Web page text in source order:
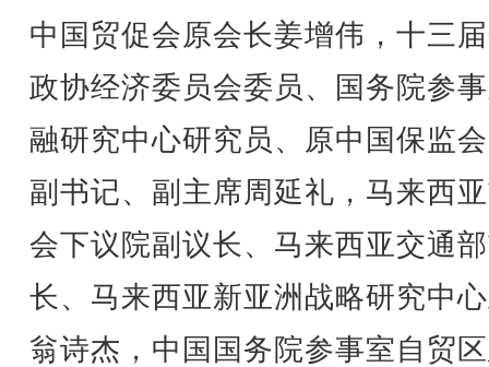
中国贸促会原会长姜增伟，十三
政协经济委员会委员、国务院参
融研究中心研究员、原中国保监
副书记、副主席周延礼，马来西
会下议院副议长、马来西亚交通
长、马来西亚新亚洲战略研究中
翁诗杰，中国国务院参事室自贸